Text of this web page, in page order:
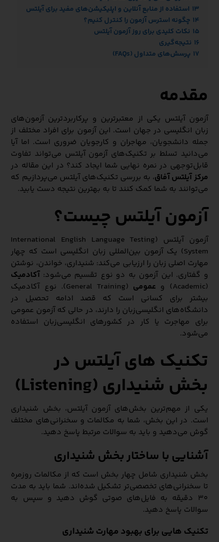
13 استفاده از منابع آنلاین و اپلیکیشن‌های مفید برای آیلتس
14 چگونه استرس آزمون را کنترل کنیم؟
15 نکات کلیدی برای روز آزمون آیلتس
16 نتیجه‌گیری
17 پرسش‌های متداول (FAQs)
مقدمه
آزمون آیلتس یکی از معتبرترین و پرکاربردترین آزمون‌های
زبان انگلیسی در جهان است. این آزمون برای افراد مختلف از
جمله دانشجویان، مهاجران و کارجویان ضروری است. اما آیا
می‌دانید تسلط بر تکنیک‌های آزمون آیلتس می‌تواند تفاوت
قابل‌توجهی در نمره نهایی شما ایجاد کند؟ در این مقاله در
مرکز آیلتس آفاق، به بررسی تکنیک‌های آیلتس می‌پردازیم که
می‌توانند به شما کمک کنند تا به بهترین نتیجه دست یابید.
آزمون آیلتس چیست؟
آزمون آیلتس (International English Language Testing
System) یک آزمون بین‌المللی زبان انگلیسی است که چهار
مهارت اصلی زبان را ارزیابی می‌کند: شنیداری، خواندن، نوشتن
و گفتاری. این آزمون به دو نوع تقسیم می‌شود:آکادمیک
(Academic) و
عمومی
(General Training). نوع آکادمیک
بیشتر برای کسانی است که قصد ادامه تحصیل در
دانشگاه‌های انگلیسی‌زبان را دارند، در حالی که آزمون عمومی
برای مهاجرت یا کار در کشورهای انگلیسی‌زبان استفاده
می‌شود.
تکنیک‌ های آیلتس در
بخش شنیداری (Listening)
یکی از مهم‌ترین بخش‌های آزمون آیلتس، بخش شنیداری
است. در این بخش، شما به مکالمات و سخنرانی‌های مختلف
گوش می‌دهید و باید به سوالات مرتبط پاسخ دهید.
آشنایی با ساختار بخش شنیداری
بخش شنیداری شامل چهار بخش است که از مکالمات روزمره
تا سخنرانی‌های تخصصی‌تر تشکیل شده‌اند. شما باید به مدت
30 دقیقه به فایل‌های صوتی گوش دهید و سپس به
سوالات پاسخ دهید.
تکنیک هایی برای بهبود مهارت شنیداری